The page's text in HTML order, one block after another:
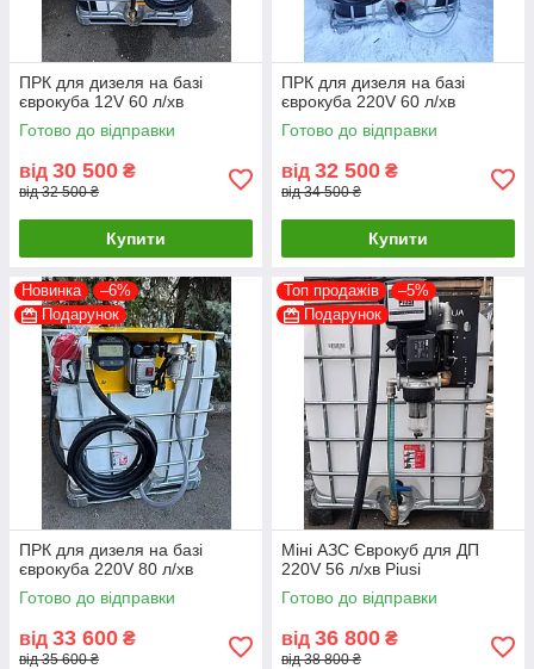
ПРК для дизеля на базі
єврокуба 12V 60 л/хв
Готово до відправки
від 30 500 ₴
від 32 500 ₴
Купити
ПРК для дизеля на базі
єврокуба 220V 60 л/хв
Готово до відправки
від 32 500 ₴
від 34 500 ₴
Купити
Новинка
–6%
Подарунок
ПРК для дизеля на базі
єврокуба 220V 80 л/хв
Готово до відправки
від 33 600 ₴
від 35 600 ₴
Топ продажів
–5%
Подарунок
Міні АЗС Єврокуб для ДП
220V 56 л/хв Piusi
Готово до відправки
від 36 800 ₴
від 38 800 ₴